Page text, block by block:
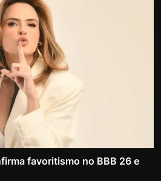
favoritismo no BBB 26 e